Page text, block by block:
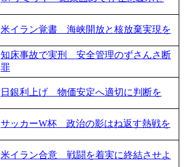
米イラン覚書 海峡開放と核放棄実現を
知床事故で実刑 安全管理のずさんさ断
罪
日銀利上げ 物価安定へ適切に判断を
サッカーW杯 政治の影はね返す熱戦を
米イラン合意 戦闘を着実に終結させよ